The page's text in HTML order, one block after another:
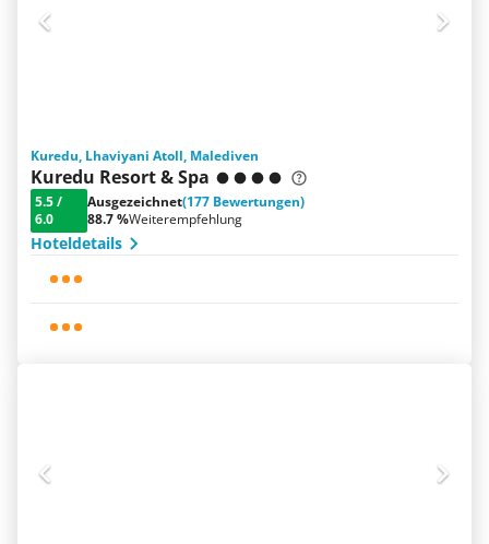
Kuredu, Lhaviyani Atoll, Malediven
Kuredu Resort & Spa
5.5/
6.0
Ausgezeichnet(177 Bewertungen)
88.7 %Weiterempfehlung
Hoteldetails